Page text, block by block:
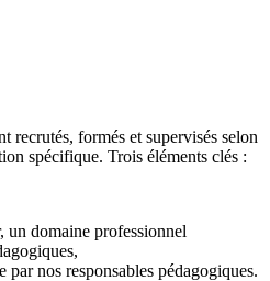
recrutés, formés et supervisés selon
spécifique. Trois éléments clés :
un domaine professionnel
par nos responsables pédagogiques.